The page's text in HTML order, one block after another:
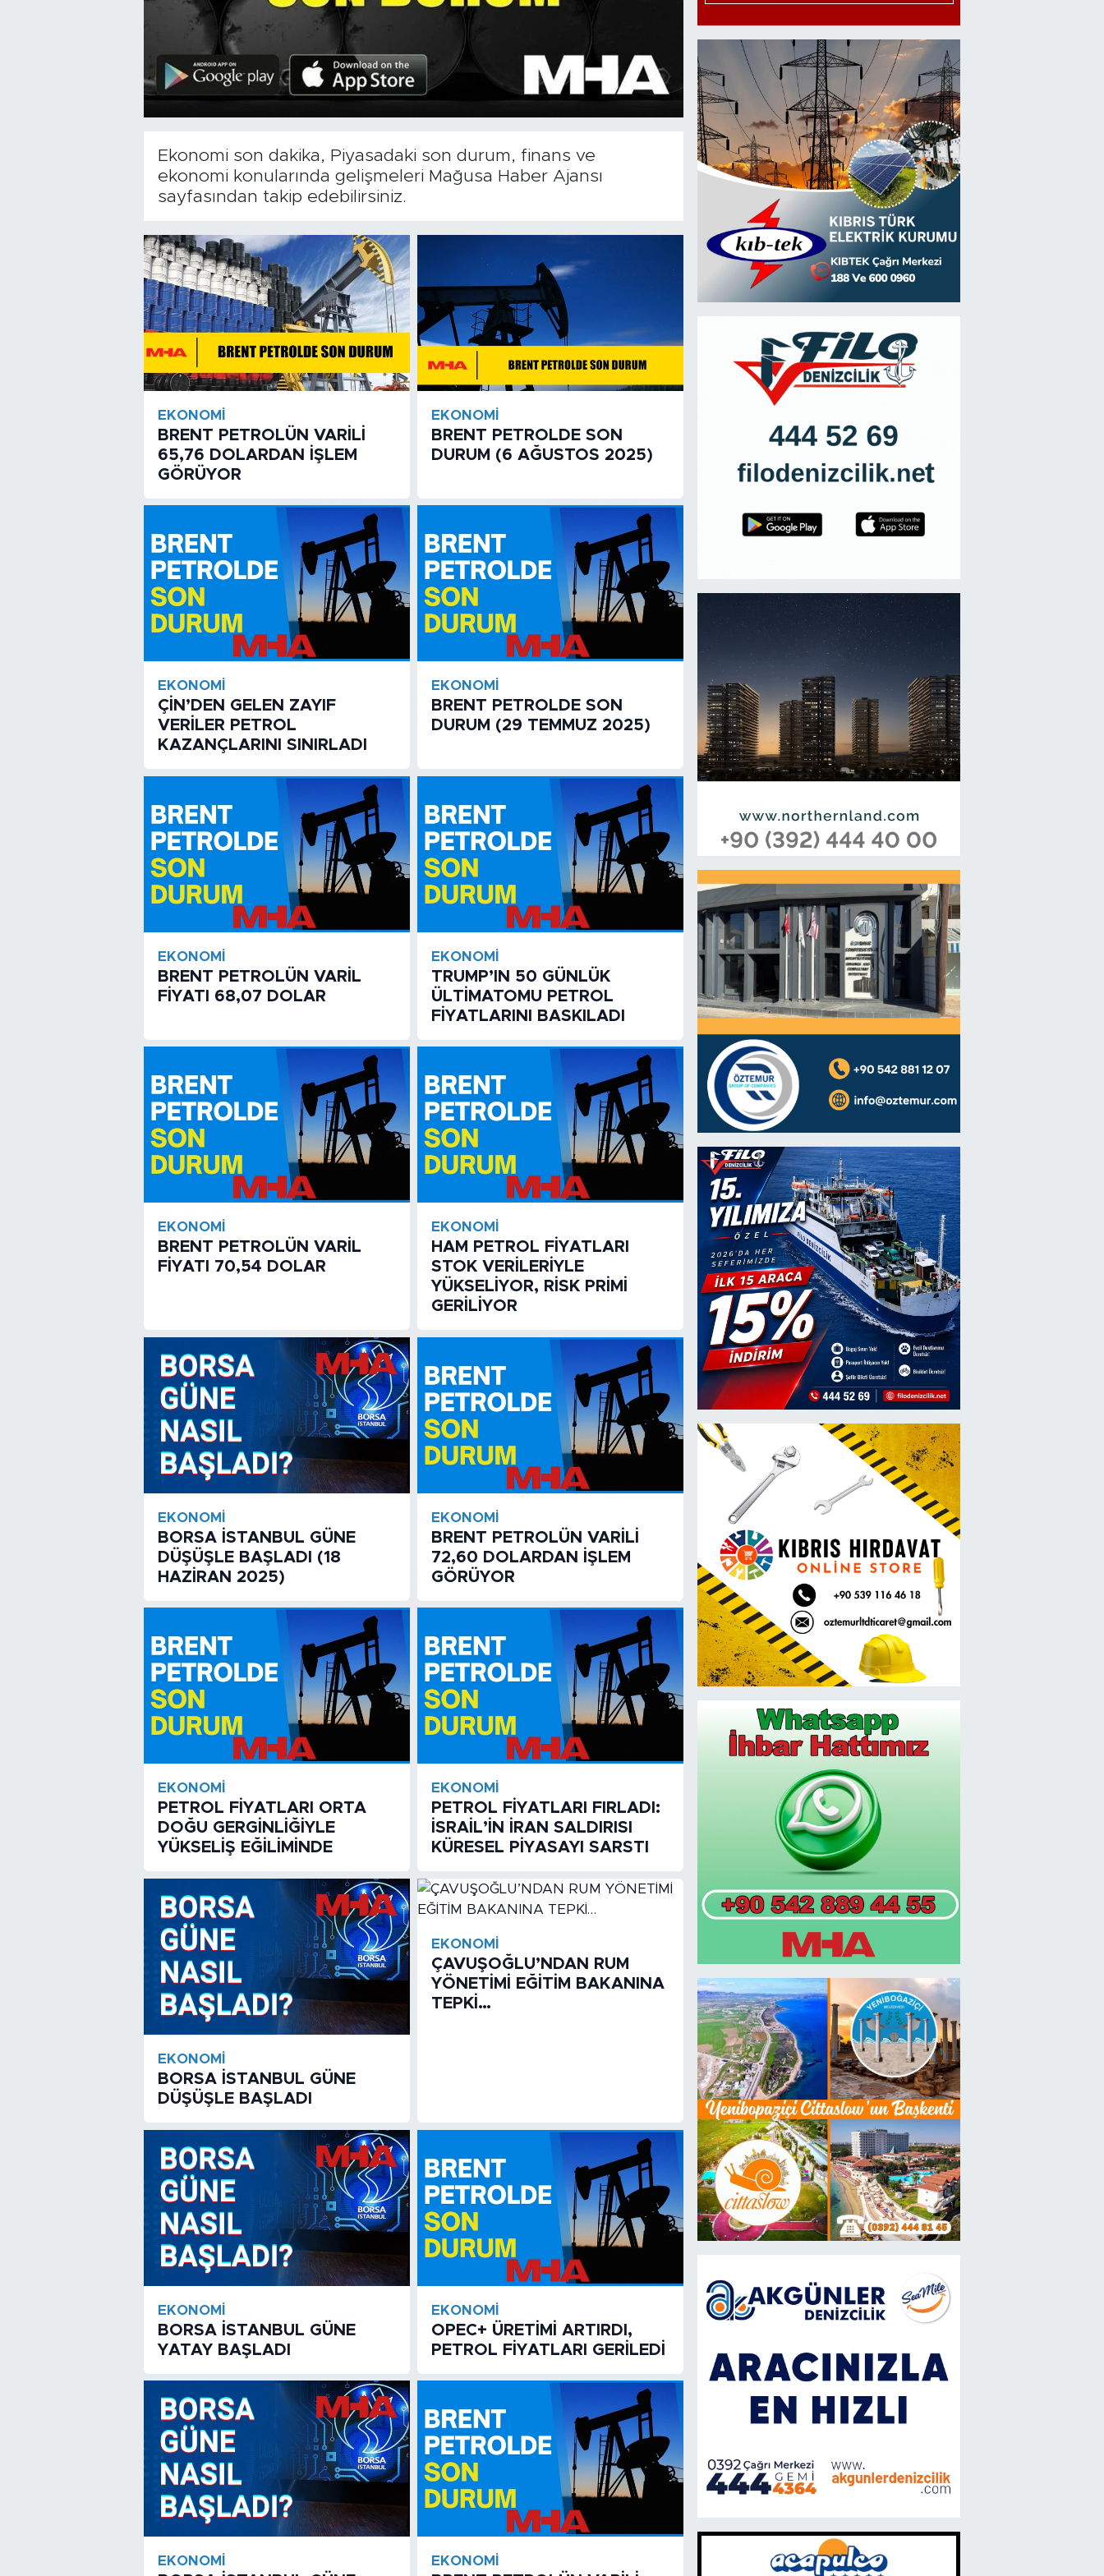
Ekonomi son dakika, Piyasadaki son durum, finans ve
ekonomi konularında gelişmeleri Mağusa Haber Ajansı
sayfasından takip edebilirsiniz.
EKONOMI
BRENT PETROLÜN VARİLİ
65,76 DOLARDAN İŞLEM
GÖRÜYOR
EKONOMI
BRENT PETROLDE SON
DURUM (6 AĞUSTOS 2025)
EKONOMI
ÇİN’DEN GELEN ZAYIF
VERİLER PETROL
KAZANÇLARINI SINIRLADI
EKONOMI
BRENT PETROLDE SON
DURUM (29 TEMMUZ 2025)
EKONOMI
BRENT PETROLÜN VARİL
FİYATI 68,07 DOLAR
EKONOMI
TRUMP’IN 50 GÜNLÜK
ÜLTİMATOMU PETROL
FİYATLARINI BASKILADI
EKONOMI
BRENT PETROLÜN VARİL
FİYATI 70,54 DOLAR
EKONOMI
HAM PETROL FİYATLARI
STOK VERİLERİYLE
YÜKSELİYOR, RİSK PRİMİ
GERİLİYOR
EKONOMI
BORSA İSTANBUL GÜNE
DÜŞÜŞLE BAŞLADI (18
HAZİRAN 2025)
EKONOMI
BRENT PETROLÜN VARİLİ
72,60 DOLARDAN İŞLEM
GÖRÜYOR
EKONOMI
PETROL FİYATLARI ORTA
DOĞU GERGİNLİĞİYLE
YÜKSELİŞ EĞİLİMİNDE
EKONOMI
PETROL FİYATLARI FIRLADI:
İSRAİL’İN İRAN SALDIRISI
KÜRESEL PİYASAYI SARSTI
EKONOMI
BORSA İSTANBUL GÜNE
DÜŞÜŞLE BAŞLADI
EKONOMI
ÇAVUŞOĞLU’NDAN RUM
YÖNETİMİ EĞİTİM BAKANINA
TEPKİ…
EKONOMI
BORSA İSTANBUL GÜNE
YATAY BAŞLADI
EKONOMI
OPEC+ ÜRETİMİ ARTIRDI,
PETROL FİYATLARI GERİLEDİ
EKONOMI EKONOMI